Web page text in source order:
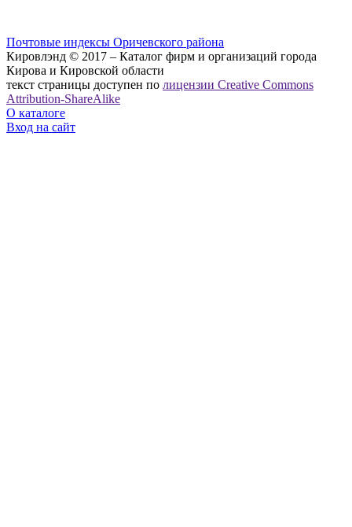
Почтовые индексы Оричевского района
Кировлэнд © 2017 – Каталог фирм и организаций города
Кирова и Кировской области
текст страницы доступен по лицензии Creative Commons
Attribution-ShareAlike
О каталоге
Вход на сайт